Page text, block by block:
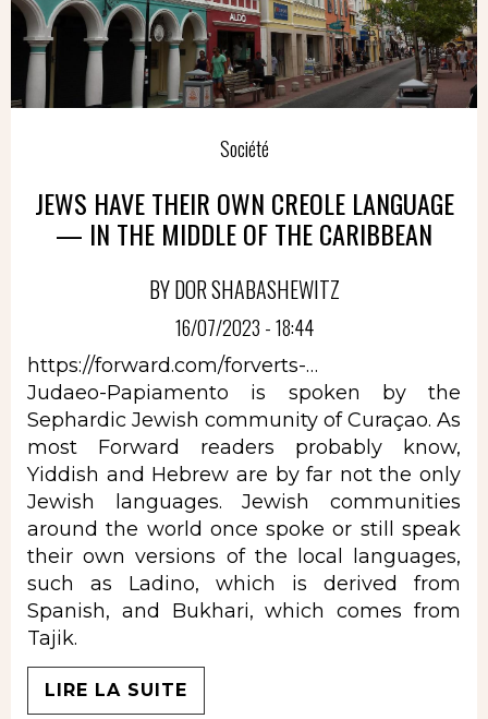
Société
JEWS HAVE THEIR OWN CREOLE LANGUAGE
— IN THE MIDDLE OF THE CARIBBEAN
BY DOR SHABASHEWITZ
16/07/2023 - 18:44
https://forward.com/forverts-…
Judaeo-Papiamento is spoken by the
Sephardic Jewish community of Curaçao. As
most Forward readers probably know,
Yiddish and Hebrew are by far not the only
Jewish languages. Jewish communities
around the world once spoke or still speak
their own versions of the local languages,
such as Ladino, which is derived from
Spanish, and Bukhari, which comes from
Tajik.
LIRE LA SUITE